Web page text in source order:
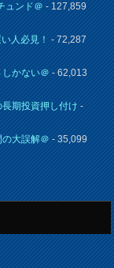
ュンド＠- 127,859
人必見！- 72,287
しかない＠- 62,013
期投資押し付け-
の大誤解＠- 35,099